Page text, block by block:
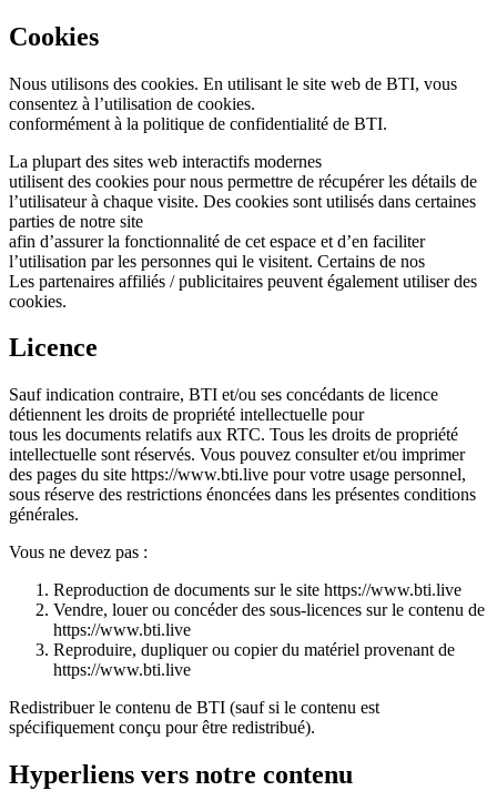
Cookies
Nous utilisons des cookies. En utilisant le site web de BTI, vous
consentez à l’utilisation de cookies.
conformément à la politique de confidentialité de BTI.
La plupart des sites web interactifs modernes
utilisent des cookies pour nous permettre de récupérer les détails de
l’utilisateur à chaque visite. Des cookies sont utilisés dans certaines
parties de notre site
afin d’assurer la fonctionnalité de cet espace et d’en faciliter
l’utilisation par les personnes qui le visitent. Certains de nos
Les partenaires affiliés / publicitaires peuvent également utiliser des
cookies.
Licence
Sauf indication contraire, BTI et/ou ses concédants de licence
détiennent les droits de propriété intellectuelle pour
tous les documents relatifs aux RTC. Tous les droits de propriété
intellectuelle sont réservés. Vous pouvez consulter et/ou imprimer
des pages du site https://www.bti.live pour votre usage personnel,
sous réserve des restrictions énoncées dans les présentes conditions
générales.
Vous ne devez pas :
Reproduction de documents sur le site https://www.bti.live
Vendre, louer ou concéder des sous-licences sur le contenu de
https://www.bti.live
Reproduire, dupliquer ou copier du matériel provenant de
https://www.bti.live
Redistribuer le contenu de BTI (sauf si le contenu est
spécifiquement conçu pour être redistribué).
Hyperliens vers notre contenu